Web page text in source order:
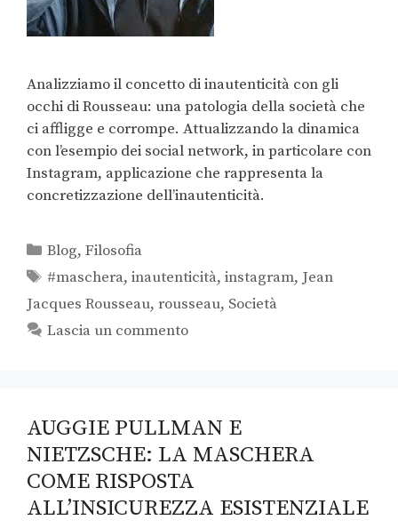
Analizziamo il concetto di inautenticità con gli
occhi di Rousseau: una patologia della società che
ci affligge e corrompe. Attualizzando la dinamica
con l’esempio dei social network, in particolare con
Instagram, applicazione che rappresenta la
concretizzazione dell’inautenticità.
Blog,Filosofia
#maschera,inautenticità,instagram, Jean
Jacques Rousseau, rousseau, Società
Lascia un commento
AUGGIE PULLMAN E
NIETZSCHE: LA MASCHERA
COME RISPOSTA
ALL’INSICUREZZA ESISTENZIALE